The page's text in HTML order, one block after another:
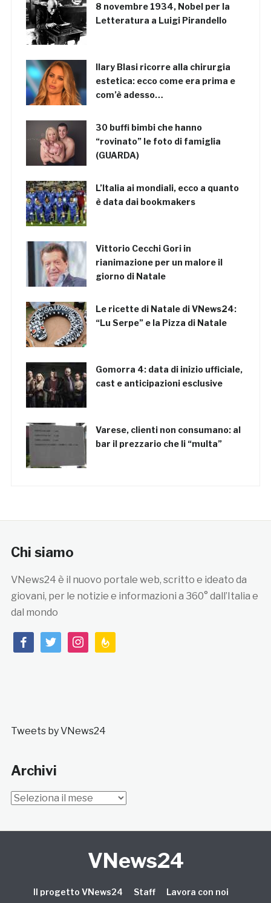
8 novembre 1934, Nobel per la
Letteratura a Luigi Pirandello
Ilary Blasi ricorre alla chirurgia
estetica: ecco come era prima e
com’è adesso…
30 buffi bimbi che hanno
“rovinato” le foto di famiglia
(GUARDA)
L’Italia ai mondiali, ecco a quanto
è data dai bookmakers
Vittorio Cecchi Gori in
rianimazione per un malore il
giorno di Natale
Le ricette di Natale di VNews24:
“Lu Serpe” e la Pizza di Natale
Gomorra 4: data di inizio ufficiale,
cast e anticipazioni esclusive
Varese, clienti non consumano: al
bar il prezzario che li “multa”
Chi siamo
VNews24 è il nuovo portale web, scritto e ideato da
giovani, per le notizie e informazioni a 360° dall’Italia e
dal mondo
facebooktwitterinstagramfeedburner
Tweets by VNews24
Archivi
Archivi
VNews24
Il progetto VNews24 Staff Lavora con noi